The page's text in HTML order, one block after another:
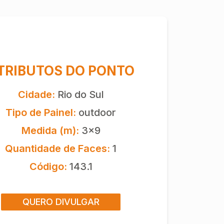
DO PONTO
Cidade: Rio do Sul
Tipo de Painel: outdoor
Medida (m): 3x9
Quantidade de Faces: 1
Código: 143.1
QUERO DIVULGAR